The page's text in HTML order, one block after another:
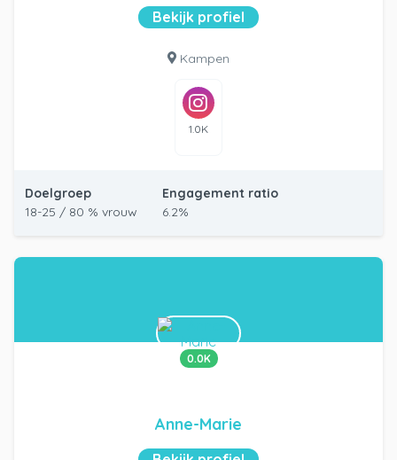
Bekijk profiel
Kampen
1.0K
Doelgroep
18-25 / 80 % vrouw
Engagement ratio
6.2%
0.0K
Anne-Marie